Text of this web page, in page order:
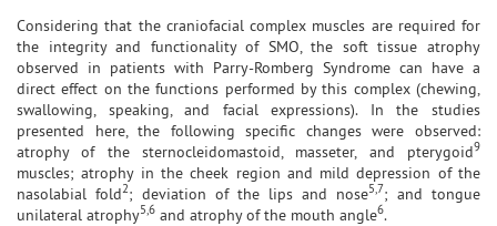
Considering that the craniofacial complex muscles are required for
the integrity and functionality of SMO, the soft tissue atrophy
observed in patients with Parry-Romberg Syndrome can have a
direct effect on the functions performed by this complex (chewing,
swallowing, speaking, and facial expressions). In the studies
presented here, the following specific changes were observed:
atrophy of the sternocleidomastoid, masseter, and pterygoid9
muscles; atrophy in the cheek region and mild depression of the
nasolabial fold2; deviation of the lips and nose5,7; and tongue
unilateral atrophy5,6 and atrophy of the mouth angle6.